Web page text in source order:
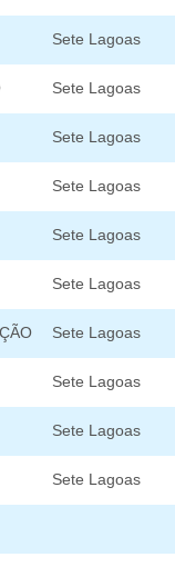
Sete Lagoas
Sete Lagoas
Sete Lagoas
Sete Lagoas
Sete Lagoas
Sete Lagoas
Sete Lagoas
Sete Lagoas
Sete Lagoas
Sete Lagoas